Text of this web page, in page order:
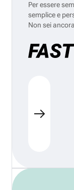
Per essere
semplice e
Non sei